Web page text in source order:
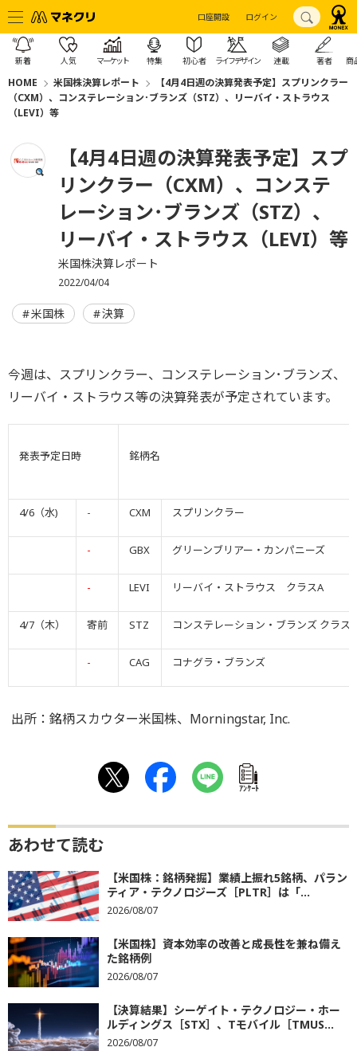
口座開設 ログイン
新着 人気 マーケット 特集 初心者 ライフデザイン 連載 著者 商
HOME 米国株決算レポート
【4月4日週の決算発表予定】スプリンクラー
（CXM）、コンステレーション･ブランズ（STZ）、リーバイ・ストラウス
（LEVI）等
【4月4日週の決算発表予定】スプ
リンクラー（CXM）、コンステ
レーション･ブランズ（STZ）、
リーバイ・ストラウス（LEVI）等
米国株決算レポート
2022/04/04
米国株 決算
今週は、スプリンクラー、コンステレーション･ブランズ、
リーバイ・ストラウス等の決算発表が予定されています。
発表予定日時 銘柄名
4/6（水) - CXM スプリンクラー
- GBX グリーンブリアー・カンパニーズ
- LEVI リーバイ・ストラウス クラスA
4/7（木） 寄前 STZ コンステレーション・ブランズ クラスA
- CAG コナグラ・ブランズ
出所：銘柄スカウター米国株、Morningstar, Inc.
ｱﾝｹｰﾄ
あわせて読む
【米国株：銘柄発掘】業績上振れ5銘柄、パラン
ティア・テクノロジーズ［PLTR］は「...
2026/08/07
【米国株】資本効率の改善と成長性を兼ね備え
た銘柄例
2026/08/07
【決算結果】シーゲイト・テクノロジー・ホー
ルディングス［STX］、Tモバイル［TMUS...
2026/08/07